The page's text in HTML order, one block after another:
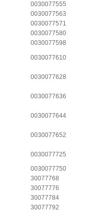
0030077555
0030077563
0030077571
0030077580
0030077598
0030077610
0030077628
0030077636
0030077644
0030077652
0030077725
0030077750
30077768
30077776
30077784
30077792